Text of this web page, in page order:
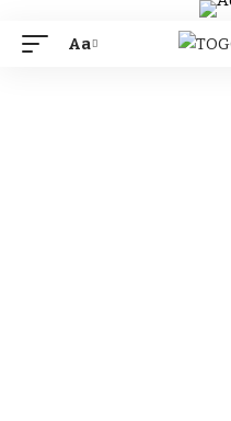
Font
Aa